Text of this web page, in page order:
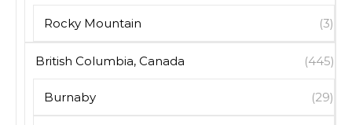
Rocky Mountain (3)
British Columbia, Canada (445)
Burnaby (29)